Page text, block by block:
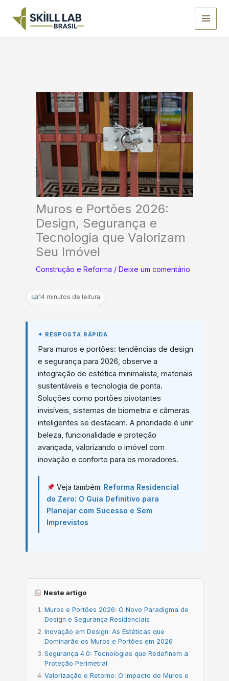
para
Muros e Portões 2026:
Design, Segurança e
Tecnologia que Valorizam
Seu Imóvel
Construção e Reforma / Deixe um comentário
14 minutos de leitura
Para muros e portões: tendências de design
e segurança para 2026, observe a
integração de estética minimalista, materiais
sustentáveis e tecnologia de ponta.
Soluções como portões pivotantes
invisíveis, sistemas de biometria e câmeras
inteligentes se destacam. A prioridade é unir
beleza, funcionalidade e proteção
avançada, valorizando o imóvel com
inovação e conforto para os moradores.
Veja também: Reforma Residencial
do Zero: O Guia Definitivo para
Planejar com Sucesso e Sem
Imprevistos
Neste artigo
Muros e Portões 2026: O Novo Paradigma de
Design e Segurança Residenciais
Inovação em Design: As Estéticas que
Dominarão os Muros e Portões em 2026
Segurança 4.0: Tecnologias que Redefinem a
Proteção Perimetral
Valorização e Retorno: O Impacto de Muros e